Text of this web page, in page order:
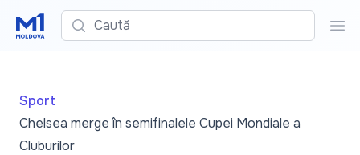
Caută
Sport
Chelsea merge în semifinalele Cupei Mondiale a
Cluburilor